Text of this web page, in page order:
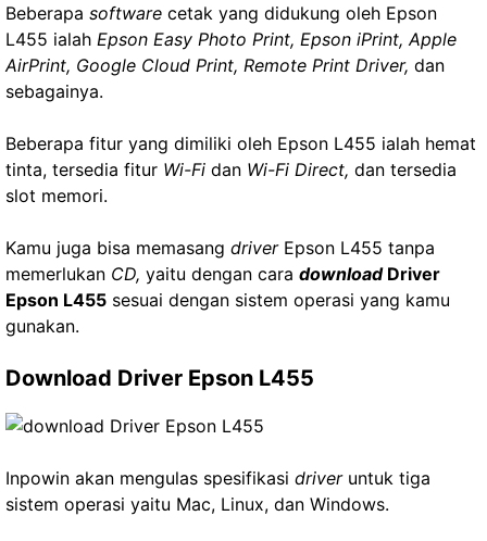
Beberapa software cetak yang didukung oleh Epson
L455 ialah Epson Easy Photo Print, Epson iPrint, Apple
AirPrint, Google Cloud Print, Remote Print Driver, dan
sebagainya.
Beberapa fitur yang dimiliki oleh Epson L455 ialah hemat
tinta, tersedia fitur Wi-Fi dan Wi-Fi Direct, dan tersedia
slot memori.
Kamu juga bisa memasang driverEpson L455 tanpa
memerlukan CD, yaitu dengan cara downloadDriver
Epson L455 sesuai dengan sistem operasi yang kamu
gunakan.
Download Driver Epson L455
Inpowin akan mengulas spesifikasi driveruntuk tiga
sistem operasi yaitu Mac, Linux, dan Windows.